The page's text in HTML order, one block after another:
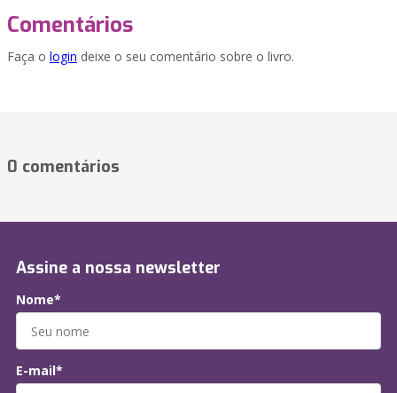
Comentários
Faça o login deixe o seu comentário sobre o livro.
0 comentários
Assine a nossa newsletter
Nome*
E-mail*